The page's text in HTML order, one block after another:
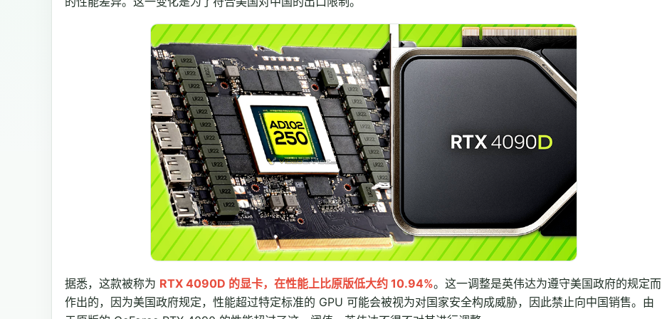
据悉，这款被称为 RTX 4090D 的显卡，在性能上比原版低大约 10.94%。这一调整是英伟达为遵守美国政府的规定而
作出的，因为美国政府规定，性能超过特定标准的 GPU 可能会被视为对国家安全构成威胁，因此禁止向中国销售。由